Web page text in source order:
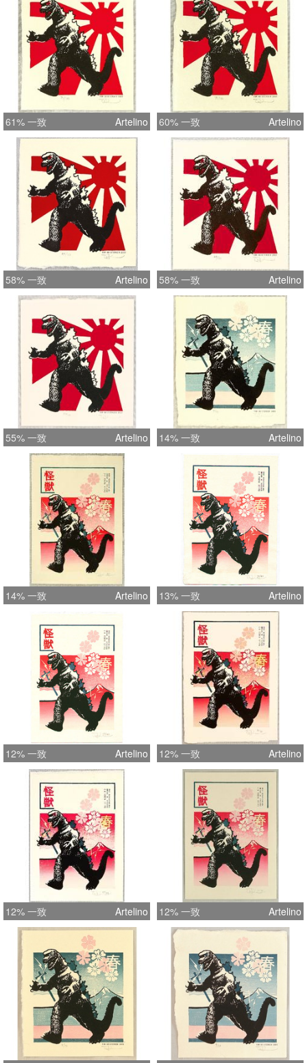
61% 一致 Artelino 60% 一致 Artelino
58% 一致 Artelino 58% 一致 Artelino
55% 一致 Artelino 14% 一致 Artelino
14% 一致 Artelino 13% 一致 Artelino
12% 一致 Artelino 12% 一致 Artelino
12% 一致 Artelino 12% 一致 Artelino